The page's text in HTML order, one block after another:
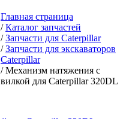
Главная страница
/Каталог запчастей
/Запчасти для Caterpillar
/Запчасти для экскаваторов
Caterpillar
/Механизм натяжения с
вилкой для Caterpillar 320DL